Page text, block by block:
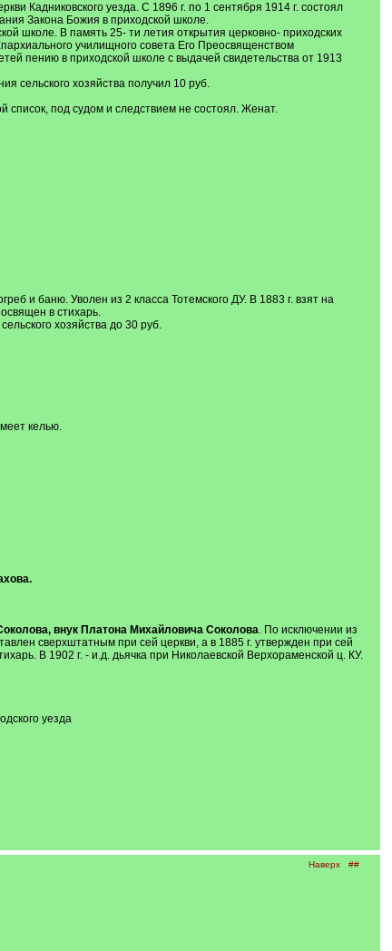
Кадниковского уезда. С 1896 г. по 1 сентября 1914 г. состоял
Закона Божия в приходской школе.
школе. В память 25- ти летия открытия церковно- приходских
училищного совета Его Преосвященством
пению в приходской школе с выдачей свидетельства от 1913
сельского хозяйства получил 10 руб.
список, под судом и следствием не состоял. Женат.
и баню. Уволен из 2 класса Тотемского ДУ. В 1883 г. взят на
в стихарь.
хозяйства до 30 руб.
келью.
внук Платона Михайловича Соколова. По исключении из
сверхштатным при сей церкви, а в 1885 г. утвержден при сей
В 1902 г. - и.д. дьячка при Николаевской Верхораменской ц. КУ.
уезда
Наверх ##